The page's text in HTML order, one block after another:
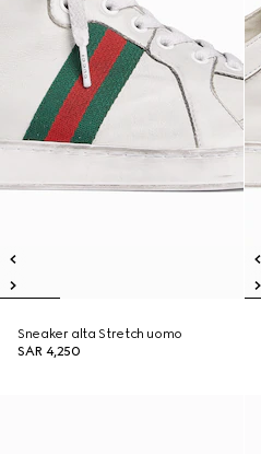
Sneaker alta Stretch uomo
SAR 4,250